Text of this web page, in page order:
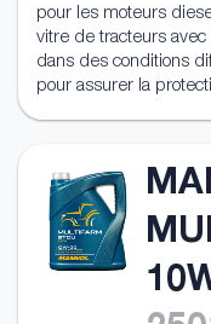
pour les moteurs
vitre de tracteurs
dans des conditions
pour assurer la